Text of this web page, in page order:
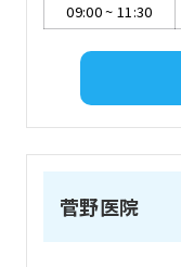
09:00~ 11:30
菅野医院